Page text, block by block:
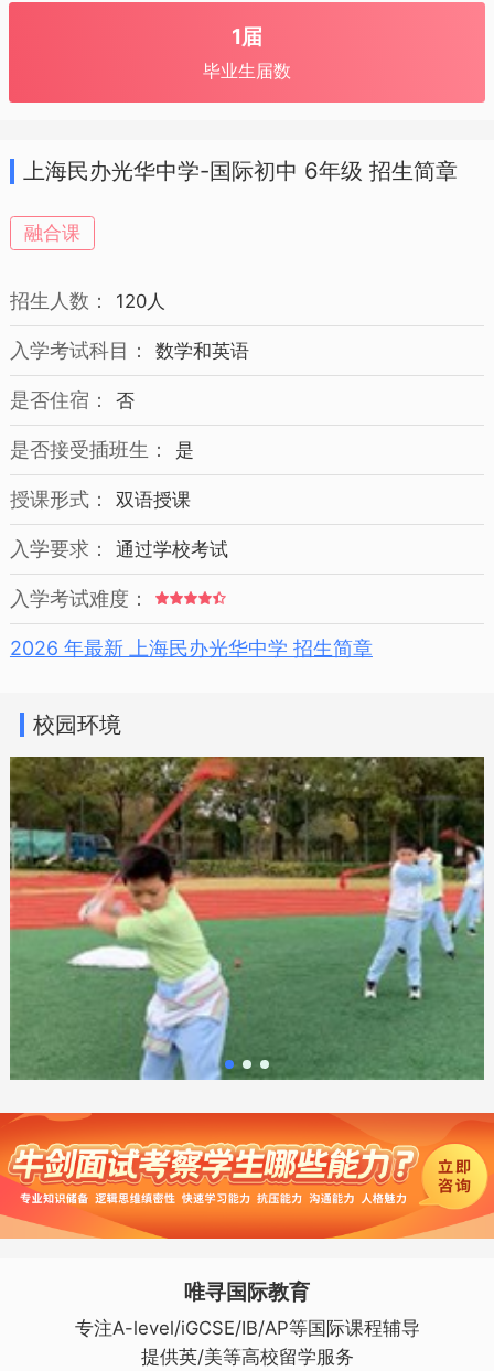
1届
毕业生届数
上海民办光华中学-国际初中 6年级 招生简章
融合课
招生人数： 120人
入学考试科目： 数学和英语
是否住宿： 否
是否接受插班生： 是
授课形式： 双语授课
入学要求： 通过学校考试
入学考试难度：
2026 年最新 上海民办光华中学 招生简章
校园环境
唯寻国际教育
专注A-level/iGCSE/IB/AP等国际课程辅导
提供英/美等高校留学服务